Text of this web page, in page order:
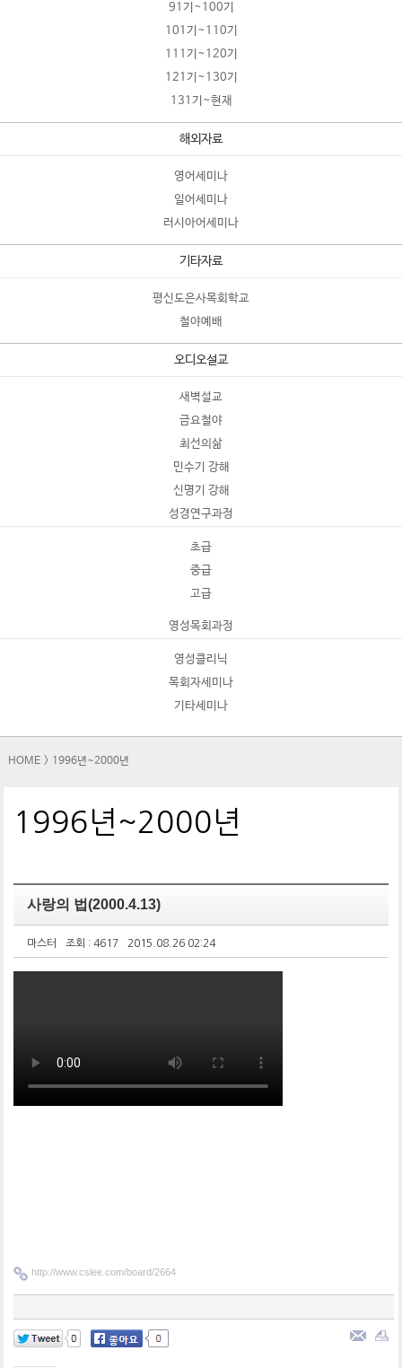
91기~100기
101기~110기
111기~120기
121기~130기
131기~현재
해외자료
영어세미나
일어세미나
러시아어세미나
기타자료
평신도은사목회학교
철야예배
오디오설교
새벽설교
금요철야
최선의삶
민수기 강해
신명기 강해
성경연구과정
초급
중급
고급
영성목회과정
영성클리닉
목회자세미나
기타세미나
HOME > 1996년~2000년
1996년~2000년
사랑의 법(2000.4.13)
마스터 조회 : 4617 2015.08.26 02:24
http://www.cslee.com/board/2664